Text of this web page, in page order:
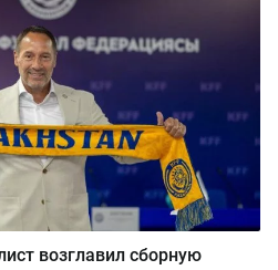
возглавил сборную